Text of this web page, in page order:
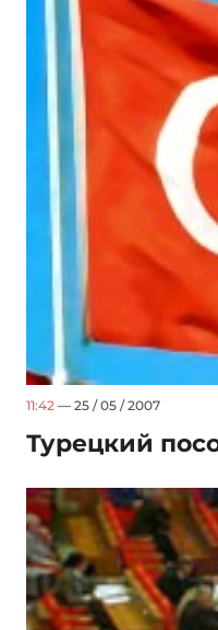
11:42 — 25 / 05 / 2007
Турецкий